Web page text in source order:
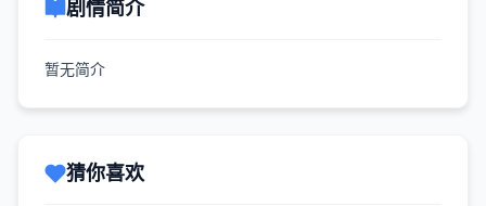
剧情简介
暂无简介
猜你喜欢